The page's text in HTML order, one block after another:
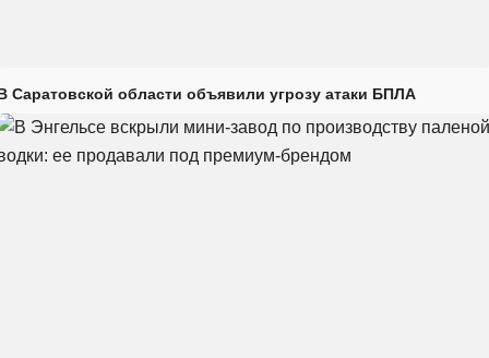
Саратовской области объявили угрозу атаки БПЛА